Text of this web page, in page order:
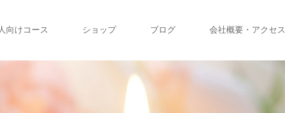
向けコース ショップ ブログ 会社概要・アクセス